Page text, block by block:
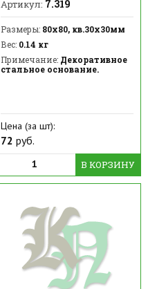
Артикул: 7.319
Размеры:80х80, кв.30х30мм
Вес:0.14 кг
Примечание:Декоративное
стальное основание.
Цена (за шт):
72 руб.
В КОРЗИНУ